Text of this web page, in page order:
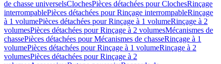
de chasse universelsClochesPièces détachées pour ClochesRinçage
interrompablePièces détachées pour Rinçage interrompableRinçage
à 1 volumePièces détachées pour Rinçage à 1 volumeRinçage à 2
volumesPièces détachées pour Rinçage à 2 volumesMécanismes de
chassePièces détachées pour Mécanismes de chasseRinçage à 1
volumePièces détachées pour Rinçage à 1 volumeRinçage à 2
volumesPièces détachées pour Rinçage à 2